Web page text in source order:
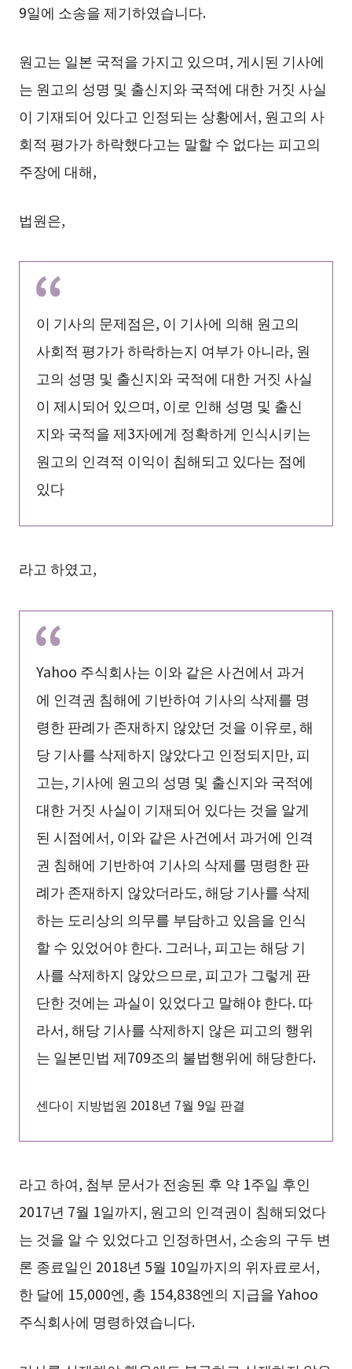
9일에 소송을 제기하였습니다.
원고는 일본 국적을 가지고 있으며, 게시된 기사에
는 원고의 성명 및 출신지와 국적에 대한 거짓 사실
이 기재되어 있다고 인정되는 상황에서, 원고의 사
회적 평가가 하락했다고는 말할 수 없다는 피고의
주장에 대해,
법원은,
이 기사의 문제점은, 이 기사에 의해 원고의
사회적 평가가 하락하는지 여부가 아니라, 원
고의 성명 및 출신지와 국적에 대한 거짓 사실
이 제시되어 있으며, 이로 인해 성명 및 출신
지와 국적을 제3자에게 정확하게 인식시키는
원고의 인격적 이익이 침해되고 있다는 점에
있다
라고 하였고,
Yahoo 주식회사는 이와 같은 사건에서 과거
에 인격권 침해에 기반하여 기사의 삭제를 명
령한 판례가 존재하지 않았던 것을 이유로, 해
당 기사를 삭제하지 않았다고 인정되지만, 피
고는, 기사에 원고의 성명 및 출신지와 국적에
대한 거짓 사실이 기재되어 있다는 것을 알게
된 시점에서, 이와 같은 사건에서 과거에 인격
권 침해에 기반하여 기사의 삭제를 명령한 판
례가 존재하지 않았더라도, 해당 기사를 삭제
하는 도리상의 의무를 부담하고 있음을 인식
할 수 있었어야 한다. 그러나, 피고는 해당 기
사를 삭제하지 않았으므로, 피고가 그렇게 판
단한 것에는 과실이 있었다고 말해야 한다. 따
라서, 해당 기사를 삭제하지 않은 피고의 행위
는 일본민법 제709조의 불법행위에 해당한다.
센다이 지방법원 2018년 7월 9일 판결
라고 하여, 첨부 문서가 전송된 후 약 1주일 후인
2017년 7월 1일까지, 원고의 인격권이 침해되었다
는 것을 알 수 있었다고 인정하면서, 소송의 구두 변
론 종료일인 2018년 5월 10일까지의 위자료로서,
한 달에 15,000엔, 총 154,838엔의 지급을 Yahoo
주식회사에 명령하였습니다.